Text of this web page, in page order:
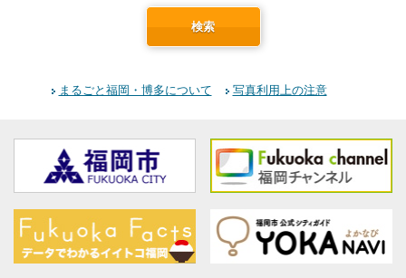
検索
まるごと福岡・博多について 写真利用上の注意